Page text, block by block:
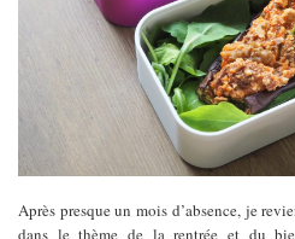
Après presque un mois d’absence, je
dans le thème de la rentrée et du